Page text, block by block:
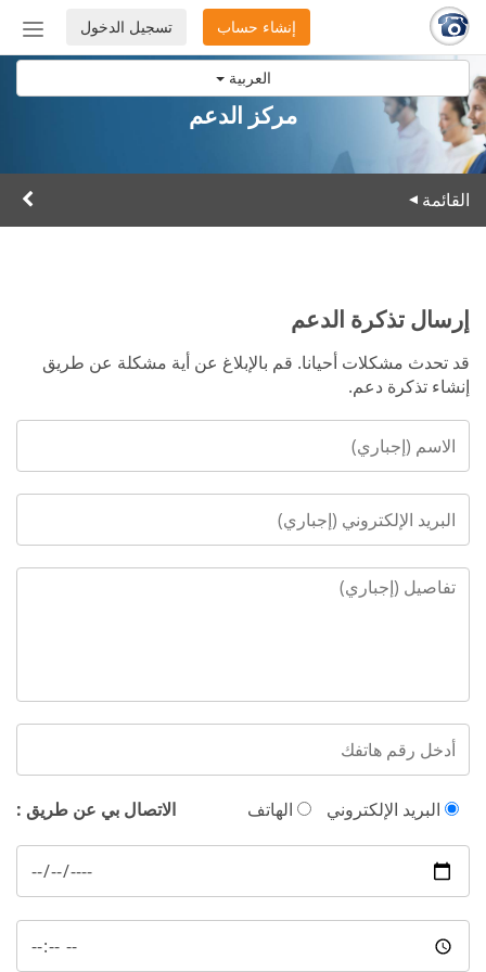
العربية
أو
تسجيل الدخول إنشاء حساب
مركز الدعم
القائمة ▸
إرسال تذكرة الدعم
قد تحدث مشكلات أحيانا. قم بالإبلاغ عن أية مشكلة عن طريق
إنشاء تذكرة دعم.
الاتصال بي عن طريق : البريد الإلكتروني الهاتف